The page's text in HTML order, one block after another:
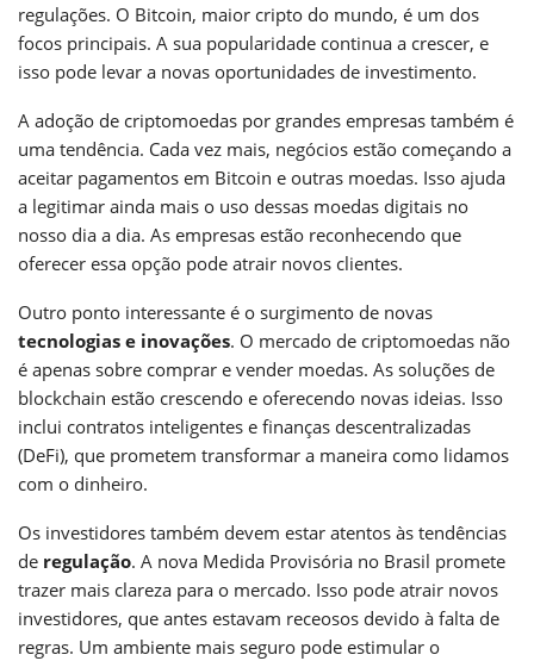
regulações. O Bitcoin, maior cripto do mundo, é um dos
focos principais. A sua popularidade continua a crescer, e
isso pode levar a novas oportunidades de investimento.
A adoção de criptomoedas por grandes empresas também é
uma tendência. Cada vez mais, negócios estão começando a
aceitar pagamentos em Bitcoin e outras moedas. Isso ajuda
a legitimar ainda mais o uso dessas moedas digitais no
nosso dia a dia. As empresas estão reconhecendo que
oferecer essa opção pode atrair novos clientes.
Outro ponto interessante é o surgimento de novas
tecnologias e inovações. O mercado de criptomoedas não
é apenas sobre comprar e vender moedas. As soluções de
blockchain estão crescendo e oferecendo novas ideias. Isso
inclui contratos inteligentes e finanças descentralizadas
(DeFi), que prometem transformar a maneira como lidamos
com o dinheiro.
Os investidores também devem estar atentos às tendências
de regulação. A nova Medida Provisória no Brasil promete
trazer mais clareza para o mercado. Isso pode atrair novos
investidores, que antes estavam receosos devido à falta de
regras. Um ambiente mais seguro pode estimular o